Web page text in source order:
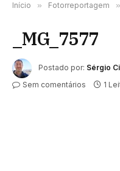
Início » Fotorreportagem »
_MG_7577
Postado por: Sérgio
Sem comentários
1